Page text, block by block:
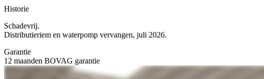
Historie
Schadevrij.
Distributieriem en waterpomp vervangen, juli 2026.
Garantie
12 maanden BOVAG garantie